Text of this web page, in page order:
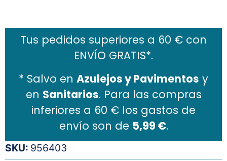
Tus pedidos superiores a 60 € con
ENVÍO GRATIS*.
* Salvo en Azulejos y Pavimentos y
en Sanitarios. Para las compras
inferiores a 60 € los gastos de
envío son de 5,99 €.
SKU: 956403